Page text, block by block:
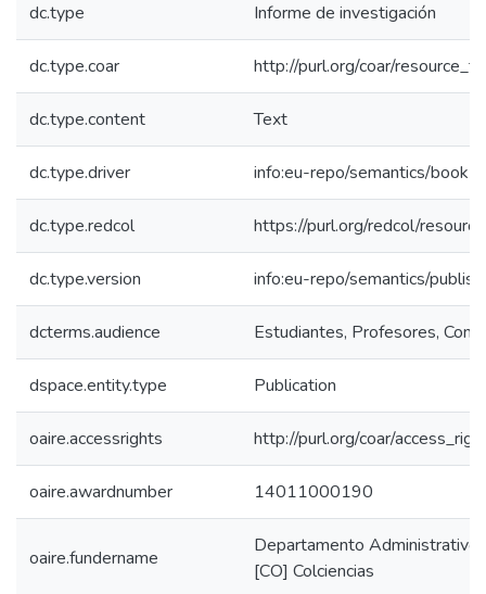
dc.type Informe de investigación
dc.type.coar http://purl.org/coar/
dc.type.content Text
dc.type.driver info:eu-repo/semantics/book
dc.type.redcol https://purl.org/redcol/
dc.type.version info:eu-repo/semantics/
dcterms.audience Estudiantes, Profesores,
dspace.entity.type Publication
oaire.accessrights http://purl.org/coar/
oaire.awardnumber 14011000190
oaire.fundername
Departamento Administrativo
[CO] Colciencias